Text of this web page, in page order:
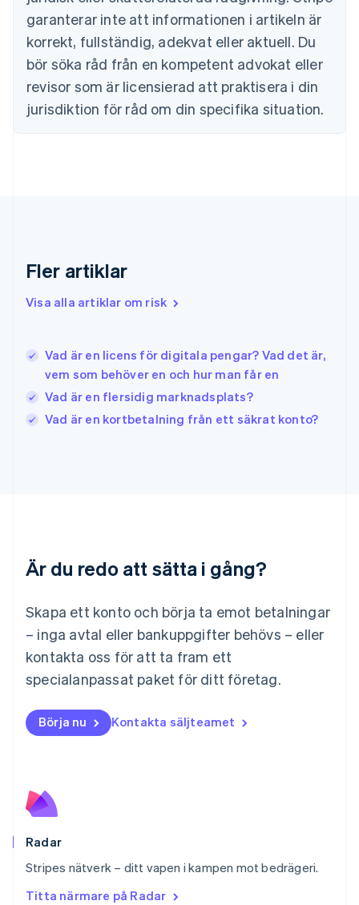
garanterar inte att informationen i artikeln är
korrekt, fullständig, adekvat eller aktuell. Du
bör söka råd från en kompetent advokat eller
revisor som är licensierad att praktisera i din
jurisdiktion för råd om din specifika situation.
Fler artiklar
Visa alla artiklar om risk
Vad är en licens för digitala pengar? Vad det är,
vem som behöver en och hur man får en
Vad är en flersidig marknadsplats?
Vad är en kortbetalning från ett säkrat konto?
Är du redo att sätta i gång?
Skapa ett konto och börja ta emot betalningar
– inga avtal eller bankuppgifter behövs – eller
kontakta oss för att ta fram ett
specialanpassat paket för ditt företag.
Börja nu Kontakta säljteamet
Radar
Stripes nätverk – ditt vapen i kampen mot bedrägeri.
Titta närmare på Radar
Finland
EnglishSvenska
Frankrike
Français English
Förenade Arabemiraten
English
English
Grekland
Italien
Italiano English
Japan
Kroatien
EnglishItaliano
Lettland
Liechtenstein
Malta
English
Español English
Nederländerna
Nederlands English
Norge
English
Nya Zeeland
Polen
English
English
Schweiz
Singapore
English简体中文
English